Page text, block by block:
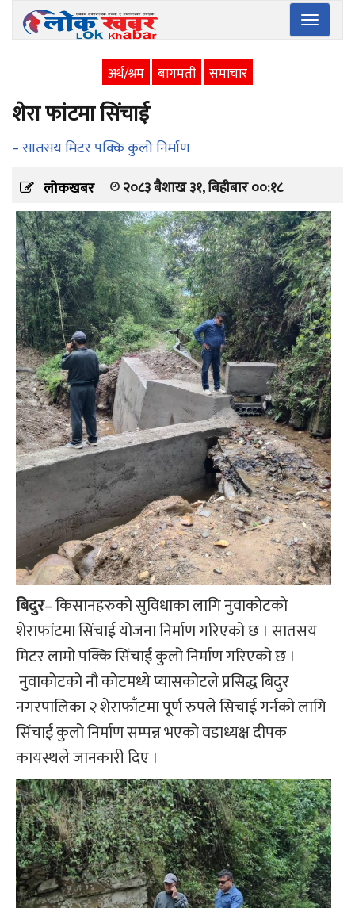
Toggle
अर्थ/श्रम बागमती समाचार
शेरा फांटमा सिंचाई
– सातसय मिटर पक्कि कुलो निर्माण
लोकखबर
२०८३ बैशाख ३१, बिहीबार ००:१८
बिदुर– किसानहरुको सुविधाका लागि नुवाकोटको
शेराफांटमा सिंचाई योजना निर्माण गरिएको छ । सातसय
मिटर लामो पक्कि सिंचाई कुलो निर्माण गरिएको छ ।
नुवाकोटको नौ कोटमध्ये प्यासकोटले प्रसिद्ध बिदुर
नगरपालिका २ शेराफाँटमा पूर्ण रुपले सिचाई गर्नको लागि
सिंचाई कुलो निर्माण सम्पन्न भएको वडाध्यक्ष दीपक
कायस्थले जानकारी दिए ।